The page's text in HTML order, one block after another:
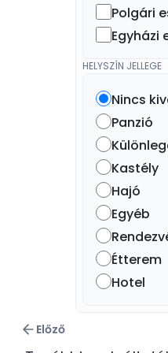
Polgári
Egyházi
HELYSZÍN JELLEGE
Nincs
Panzió
Kastély
Hajó
Egyéb
Étterem
Hotel
Előző